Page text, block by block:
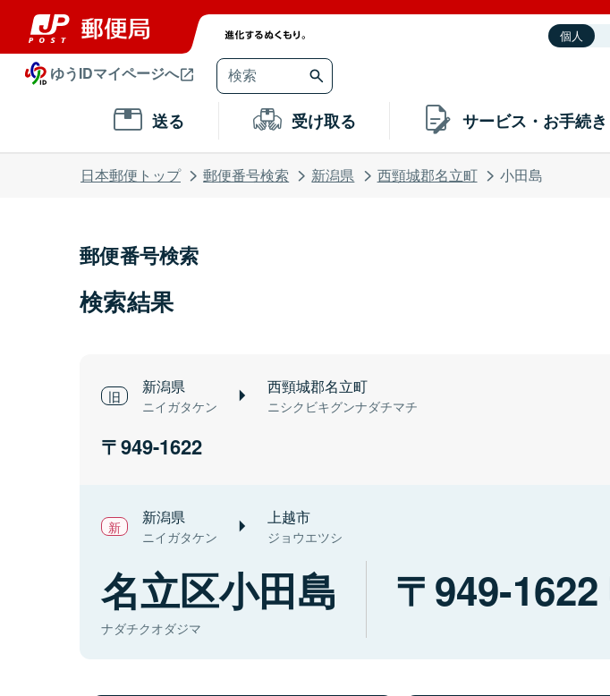
個人
ゆうIDマイページへ
送る 受け取る サービス・お手続き
日本郵便トップ 郵便番号検索 新潟県 西頸城郡名立町 小田島
郵便番号検索
検索結果
新潟県
ニイガタケン
西頸城郡名立町
ニシクビキグンナダチマチ
949-1622
新潟県
ニイガタケン
上越市
ジョウエツシ
名立区小田島
ナダチクオダジマ
949-1622